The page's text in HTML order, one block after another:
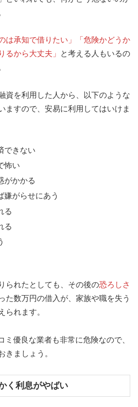
は承知で借りたい」「危険かどうか
るから大丈夫」
と考える人もいるの
資を利用した人から、以下のような
ますので、安易に利用してはいけま
できない
怖い
がかかる
嫌がらせにあう
る
る
られたとしても、その後の恐ろしさ
た数万円の借入が、家族や職を失う
られます。
ミ優良な業者も非常に危険なので、
きましょう。
く利息がやばい